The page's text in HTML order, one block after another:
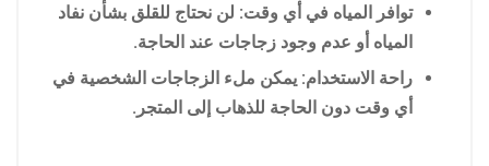
توافر المياه في أي وقت: لن نحتاج للقلق بشأن نفاد
المياه أو عدم وجود زجاجات عند الحاجة.
راحة الاستخدام: يمكن ملء الزجاجات الشخصية في
أي وقت دون الحاجة للذهاب إلى المتجر.